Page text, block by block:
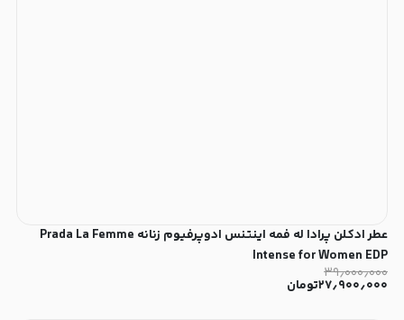
عطر ادکلن پرادا له فمه اینتنس ادوپرفیوم زنانه Prada La Femme
Intense for Women EDP
۳۹٫۰۰۰٫۰۰۰
۲۷٫۹۰۰٫۰۰۰تومان